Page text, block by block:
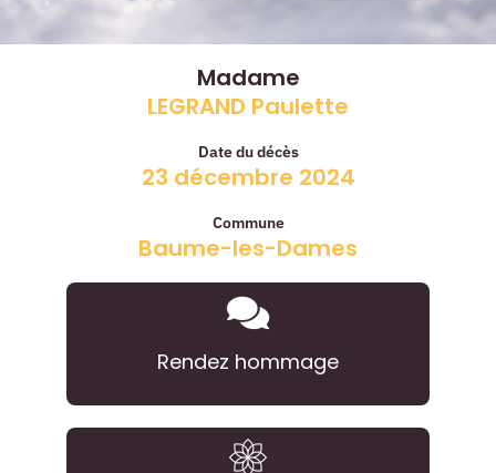
Madame
LEGRAND Paulette
Date du décès
23 décembre 2024
Commune
Baume-les-Dames
Rendez hommage